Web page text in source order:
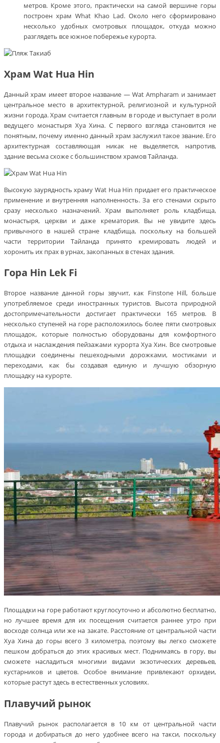
метров. Кроме этого, практически на самой вершине горы
построен храм What Khao Lad. Около него сформировано
несколько удобных смотровых площадок, откуда можно
разглядеть все южное побережье курорта.
Храм Wat Hua Hin
Данный храм имеет второе название — Wat Ampharam и занимает
центральное место в архитектурной, религиозной и культурной
жизни города. Храм считается главным в городе и выступает в роли
ведущего монастыря Хуа Хина. С первого взгляда становится не
понятным, почему именно данный храм заслужил такое звание. Его
архитектурная составляющая никак не выделяется, напротив,
здание весьма схоже с большинством храмов Тайланда.
Высокую заурядность храму Wat Hua Hin придает его практическое
применение и внутренняя наполненность. За его стенами скрыто
сразу несколько назначений. Храм выполняет роль кладбища,
монастыря, церкви и даже крематория. Вы не увидите здесь
привычного в нашей стране кладбища, поскольку на большей
части территории Тайланда принято кремировать людей и
хоронить их прах в урнах, закопанных в стенах здания.
Гора Hin Lek Fi
Второе название данной горы звучит, как Finstone Hill, больше
употребляемое среди иностранных туристов. Высота природной
достопримечательности достигает практически 165 метров. В
несколько ступеней на горе расположилось более пяти смотровых
площадок, которые полностью оборудованы для комфортного
отдыха и наслаждения пейзажами курорта Хуа Хин. Все смотровые
площадки соединены пешеходными дорожками, мостиками и
переходами, как бы создавая единую и лучшую обзорную
площадку на курорте.
Площадки на горе работают круглосуточно и абсолютно бесплатно,
но лучшее время для их посещения считается раннее утро при
восходе солнца или же на закате. Расстояние от центральной части
Хуа Хина до горы всего 3 километра, поэтому вы легко сможете
пешком добраться до этих красивых мест. Поднимаясь в гору, вы
сможете насладиться многими видами экзотических деревьев,
кустарников и цветов. Особое внимание привлекают орхидеи,
которые растут здесь в естественных условиях.
Плавучий рынок
Плавучий рынок располагается в 10 км от центральной части
города и добираться до него удобнее всего на такси, поскольку